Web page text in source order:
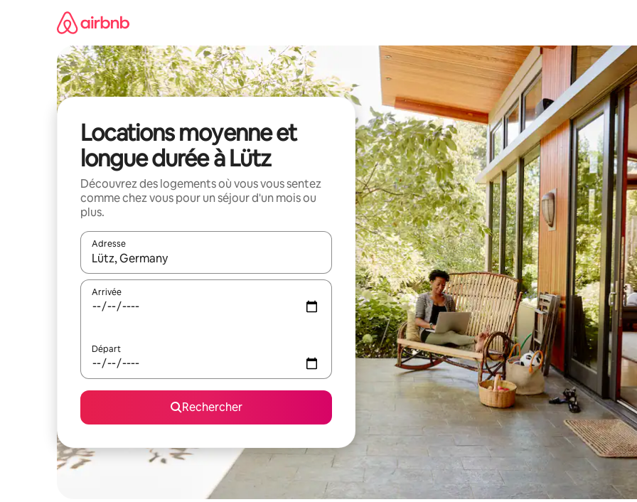
Locations moyenne et
longue durée à Lütz
Découvrez des logements où vous vous sentez
comme chez vous pour un séjour d'un mois ou
plus.
Adresse
Lorsque les résultats s'affichent, utilisez les flèches vers le haut et vers le bas pour les parcourir ou en appuyant et en
Arrivée
Départ
Rechercher